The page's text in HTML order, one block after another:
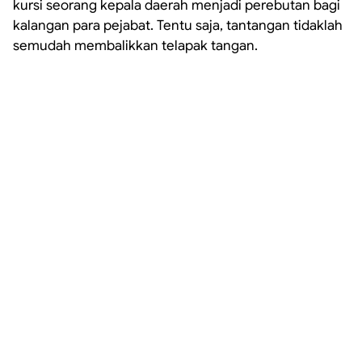
kursi seorang kepala daerah menjadi perebutan bagi
kalangan para pejabat. Tentu saja, tantangan tidaklah
semudah membalikkan telapak tangan.